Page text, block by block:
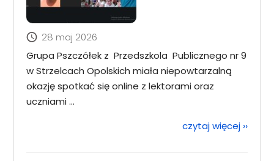
28 maj 2026
Grupa Pszczółek z Przedszkola Publicznego nr 9
w Strzelcach Opolskich miała niepowtarzalną
okazję spotkać się online z lektorami oraz
uczniami ...
czytaj więcej ››